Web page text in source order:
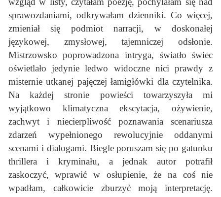
sprawozdaniami, odkrywałam dzienniki. Co więcej,
zmieniał się podmiot narracji, w doskonałej
językowej, zmysłowej, tajemniczej odsłonie.
Mistrzowsko poprowadzona intryga, światło świec
oświetlało jedynie ledwo widoczne nici prawdy z
misternie utkanej pajęczej łamigłówki dla czytelnika.
Na każdej stronie powieści towarzyszyła mi
wyjątkowo klimatyczna ekscytacja, ożywienie,
zachwyt i niecierpliwość poznawania scenariusza
zdarzeń wypełnionego rewolucyjnie oddanymi
scenami i dialogami. Biegle poruszam się po gatunku
thrillera i kryminału, a jednak autor potrafił
zaskoczyć, wprawić w osłupienie, że na coś nie
wpadłam, całkowicie zburzyć moją interpretację.